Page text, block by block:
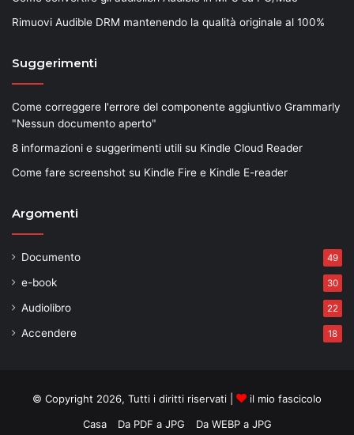
Rimuovi Audible DRM mantenendo la qualità originale al 100%
Suggerimenti
Come correggere l'errore del componente aggiuntivo Grammarly
"Nessun documento aperto"
8 informazioni e suggerimenti utili su Kindle Cloud Reader
Come fare screenshot su Kindle Fire e Kindle E-reader
Argomenti
Documento 49
e-book 30
Audiolibro 22
Accendere 18
© Copyright 2026, Tutti i diritti riservati |
il mio fascicolo
Casa
Da PDF a JPG Da WEBP a JPG